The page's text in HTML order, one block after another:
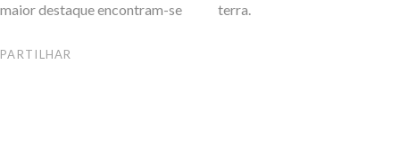
maior destaque encontram-se
terra.
PARTILHAR